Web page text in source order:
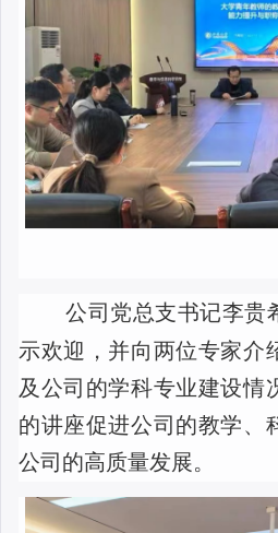
公司党总支书记李贵
示欢迎，并向两位专家介
及公司的学科专业建设情
的讲座促进公司的教学、
公司的高质量发展。